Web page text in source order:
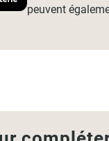
peuvent